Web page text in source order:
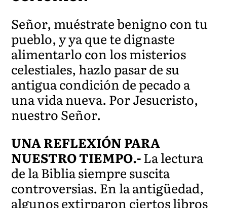
Señor, muéstrate benigno con tu
pueblo, y ya que te dignaste
alimentarlo con los misterios
celestiales, hazlo pasar de su
antigua condición de pecado a
una vida nueva. Por Jesucristo,
nuestro Señor.
UNA REFLEXIÓN PARA
NUESTRO TIEMPO.-La lectura
de la Biblia siempre suscita
controversias. En la antigüedad,
algunos extirparon ciertos libros